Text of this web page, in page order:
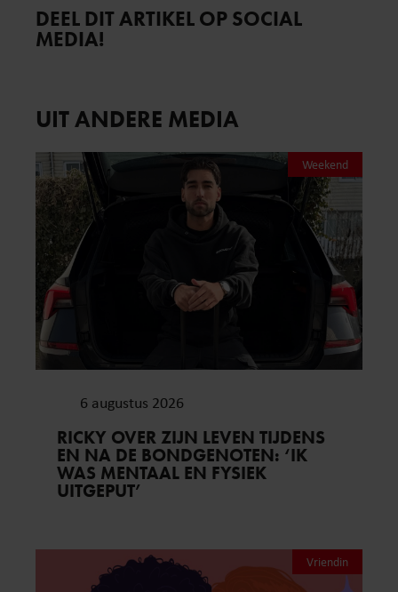
DEEL DIT ARTIKEL OP SOCIAL
MEDIA!
UIT ANDERE MEDIA
Weekend
6 augustus 2026
RICKY OVER ZIJN LEVEN TIJDENS
EN NA DE BONDGENOTEN: ‘IK
WAS MENTAAL EN FYSIEK
UITGEPUT’
Vriendin